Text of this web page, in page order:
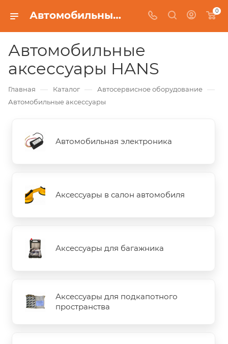
Автомобильные аксессуары HANS 0
Автомобильные
аксессуары HANS
Главная — Каталог — Автосервисное оборудование —
Автомобильные аксессуары
Автомобильная электроника
Аксессуары в салон автомобиля
Аксессуары для багажника
Аксессуары для подкапотного
пространства